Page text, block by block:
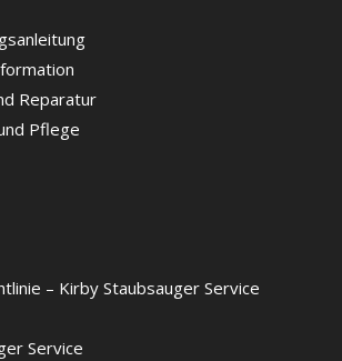
Reparatur
Pflege
– Kirby Staubsauger Service
Service